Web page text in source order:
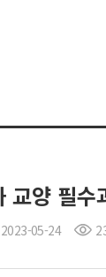
교양 필
2023-05-24